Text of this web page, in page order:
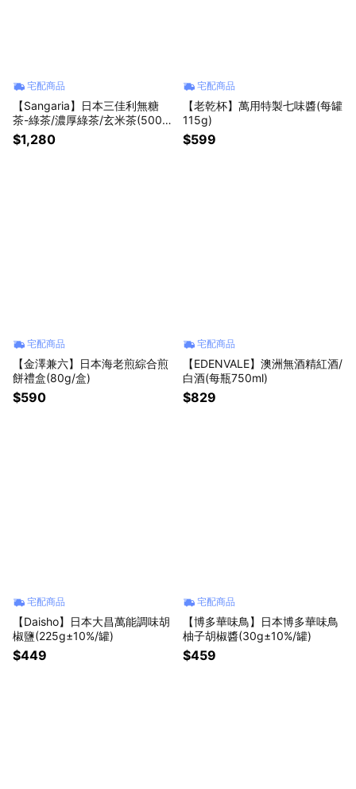
宅配商品
【Sangaria】日本三佳利無糖
茶-綠茶/濃厚綠茶/玄米茶(500m
l/瓶)
$1,280
宅配商品
【老乾杯】萬用特製七味醬(每罐
115g)
$599
宅配商品
【金澤兼六】日本海老煎綜合煎
餅禮盒(80g/盒)
$590
宅配商品
【EDENVALE】澳洲無酒精紅酒/
白酒(每瓶750ml)
$829
宅配商品
【Daisho】日本大昌萬能調味胡
椒鹽(225g±10%/罐)
$449
宅配商品
【博多華味鳥】日本博多華味鳥
柚子胡椒醬(30g±10%/罐)
$459